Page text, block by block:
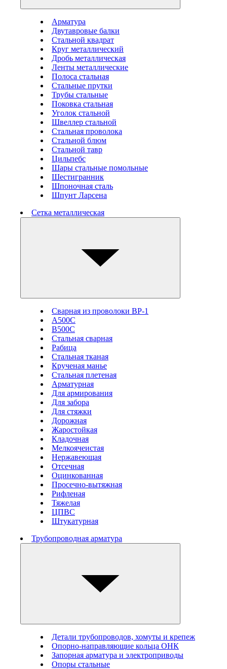
Арматура
Двутавровые балки
Стальной квадрат
Круг металлический
Дробь металлическая
Ленты металлические
Полоса стальная
Стальные прутки
Трубы стальные
Поковка стальная
Уголок стальной
Швеллер стальной
Стальная проволока
Стальной блюм
Стальной тавр
Цильпебс
Шары стальные помольные
Шестигранник
Шпоночная сталь
Шпунт Ларсена
Сетка металлическая
Сварная из проволоки ВР-1
А500С
В500С
Стальная сварная
Рабица
Стальная тканая
Крученая манье
Стальная плетеная
Арматурная
Для армирования
Для забора
Для стяжки
Дорожная
Жаростойкая
Кладочная
Мелкоячеистая
Нержавеющая
Отсечная
Оцинкованная
Просечно-вытяжная
Рифленая
Тяжелая
ЦПВС
Штукатурная
Трубопроводная арматура
Детали трубопроводов, хомуты и крепеж
Опорно-направляющие кольца ОНК
Запорная арматура и электроприводы
Опоры стальные